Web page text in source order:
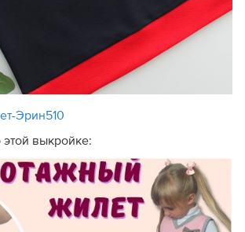
Эрин510
этой выкройке: